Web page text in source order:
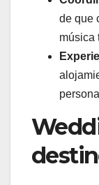
de que
música